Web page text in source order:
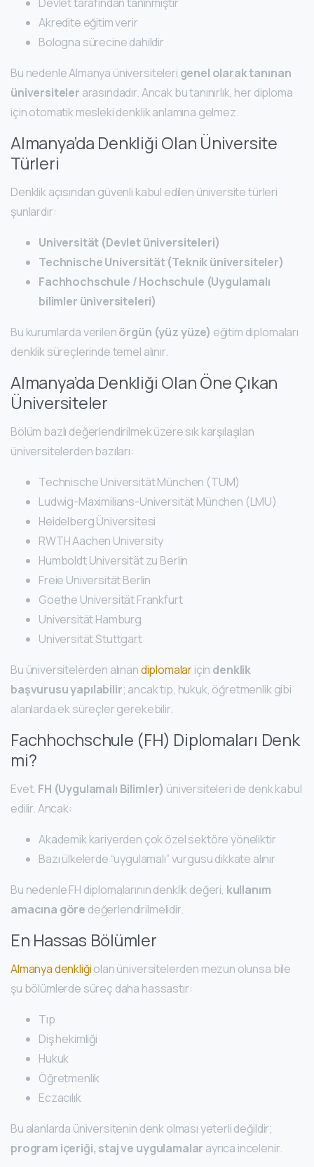
Akredite eğitim verir
Bologna sürecine dahildir
Bu nedenle Almanya üniversiteleri genel olarak tanınan
üniversiteler arasındadır. Ancak bu tanınırlık, her diploma
için otomatik mesleki denklik anlamına gelmez.
Almanya’da Denkliği Olan Üniversite
Türleri
Denklik açısından güvenli kabul edilen üniversite türleri
şunlardır:
Universität (Devlet üniversiteleri)
Technische Universität (Teknik üniversiteler)
Fachhochschule / Hochschule (Uygulamalı
bilimler üniversiteleri)
Bu kurumlarda verilenörgün (yüz yüze) eğitim diplomaları
denklik süreçlerinde temel alınır.
Almanya’da Denkliği Olan Öne Çıkan
Üniversiteler
Bölüm bazlı değerlendirilmek üzere sık karşılaşılan
üniversitelerden bazıları:
Technische Universität München (TUM)
Ludwig-Maximilians-Universität München (LMU)
Heidelberg Üniversitesi
RWTH Aachen University
Humboldt Universität zu Berlin
Freie Universität Berlin
Goethe Universität Frankfurt
Universität Hamburg
Universität Stuttgart
Bu üniversitelerden alınandiplomalariçin denklik
başvurusu yapılabilir; ancak tıp, hukuk, öğretmenlik gibi
alanlarda ek süreçler gerekebilir.
Fachhochschule (FH) Diplomaları Denk
mi?
Evet, FH (Uygulamalı Bilimler) üniversiteleri de denk kabul
edilir. Ancak:
Akademik kariyerden çok özel sektöre yöneliktir
Bazı ülkelerde “uygulamalı” vurgusu dikkate alınır
Bu nedenle FH diplomalarının denklik değeri, kullanım
amacına göre değerlendirilmelidir.
En Hassas Bölümler
Almanya denkliğiolan üniversitelerden mezun olunsa bile
şu bölümlerde süreç daha hassastır:
Tıp
Diş hekimliği
Hukuk
Öğretmenlik
Eczacılık
Bu alanlarda üniversitenin denk olması yeterli değildir;
program içeriği, staj ve uygulamalar ayrıca incelenir.